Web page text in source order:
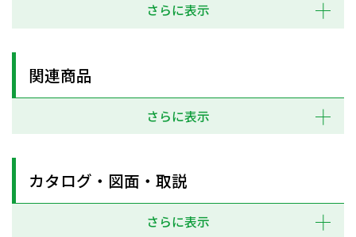
さらに表示
関連商品
さらに表示
カタログ・図面・取説
さらに表示